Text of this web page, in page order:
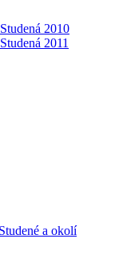
2010
2011
a okolí